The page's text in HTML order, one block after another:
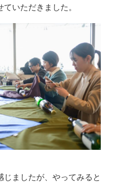
いただきました。
じましたが、やってみると